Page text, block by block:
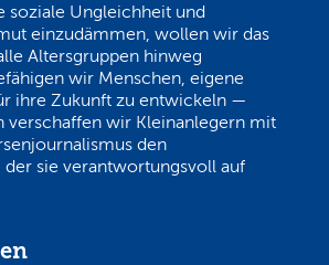
soziale Ungleichheit und
einzudämmen, wollen wir das
Altersgruppen hinweg
wir Menschen, eigene
ihre Zukunft zu entwickeln —
verschaffen wir Kleinanlegern mit
den
der sie verantwortungsvoll auf